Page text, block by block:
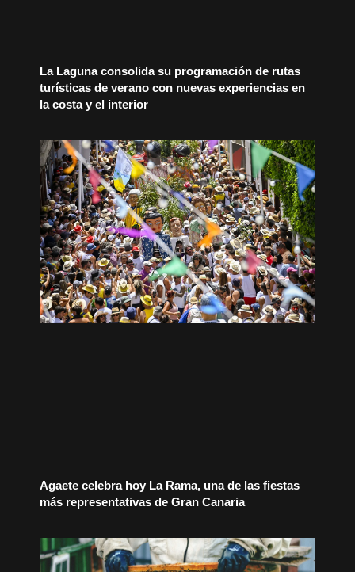
La Laguna consolida su programación de rutas
turísticas de verano con nuevas experiencias en
la costa y el interior
Agaete celebra hoy La Rama, una de las fiestas
más representativas de Gran Canaria